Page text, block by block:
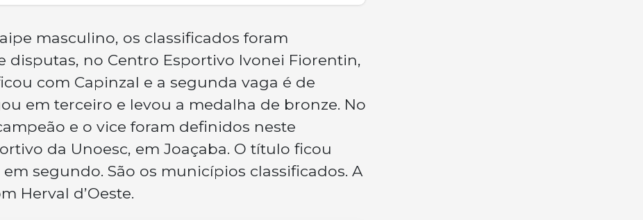
masculino, os classificados foram
no Centro Esportivo Ivonei Fiorentin,
com Capinzal e a segunda vaga é de
em terceiro e levou a medalha de bronze. No
e o vice foram definidos neste
da Unoesc, em Joaçaba. O título ficou
segundo. São os municípios classificados. A
Herval d’Oeste.